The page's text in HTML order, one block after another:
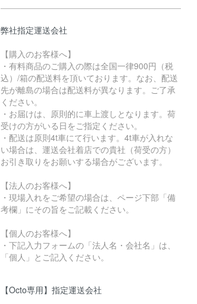
弊社指定運送会社
【購入のお客様へ】
・有料商品のご購入の際は全国一律900円（税
込）/箱の配送料を頂いております。なお、配送
先が離島の場合は配送料が異なります。ご了承
ください。
・お届けは、原則的に車上渡しとなります。荷
受けの方がいる日をご指定ください。
・配送は原則4t車にて行います。4t車が入れな
い場合は、運送会社着店での貴社（荷受の方）
お引き取りをお願いする場合がございます。
【法人のお客様へ】
・現場入れをご希望の場合は、ページ下部「備
考欄」にその旨をご記載ください。
【個人のお客様へ】
・下記入力フォームの「法人名・会社名」は、
「個人」とご記入ください。
【Octo専用】指定運送会社